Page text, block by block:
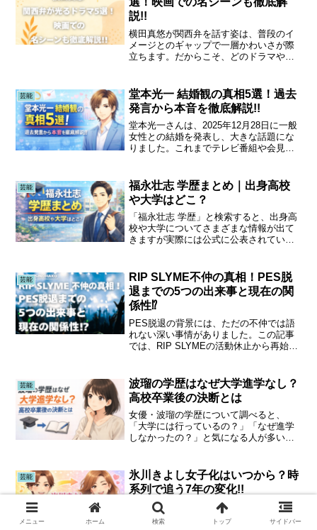
説!!
横田真悠が関西弁を話す姿は、普段のイ
メージとのギャップで一層かわいさが際
立ちます。だからこそ、どのドラマや映
した作品をまとめて紹介すれば、見逃し
なく楽しめますしファンの...
芸能
堂本光一 結婚観の真相5選！過去
発言から本音を徹底解説!!
堂本光一さんは、2025年12月28日に一般
女性との結婚を発表し、大きな話題にな
りました。これまでテレビ番組や会見で
ます。特に、2018年の番組での「チュー
は毎日するで...
芸能
福永壮志 学歴まとめ｜出身高校
や大学はどこ？
「福永壮志 学歴」と検索すると、出身高
校や大学についてさまざまな情報が出て
きますが実際には公式に公表されていな
作を学んだ経験やこれまでの作品実績で
評価されてきた人物と言...
芸能
RIP SLYME不仲の真相！PES脱
退までの5つの出来事と現在の関
係性⁉
PES脱退の背景には、ただの不仲では語
れない深い事情がありました。この記事
では、RIP SLYMEの活動休止から再始動
ます。昔から応援してきたファンだから
こそ、知...
芸能
波瑠の学歴はなぜ大学進学なし？
高校卒業後の決断とは
女優・波瑠の学歴について調べると、
「大学には行っているの？」「なぜ進学
しなかったの？」と気になる人が多いよ
意外なものでした。本記事では、波瑠の
学歴を整理しつつ、大学進学...
芸能
氷川きよし女子化はいつから？時
系列で追う7年の変化!!
氷川きよしさんの“女子化”が話題になって
から、どのように変化してきたのか気に
メニュー ホーム 検索 トップ サイドバー